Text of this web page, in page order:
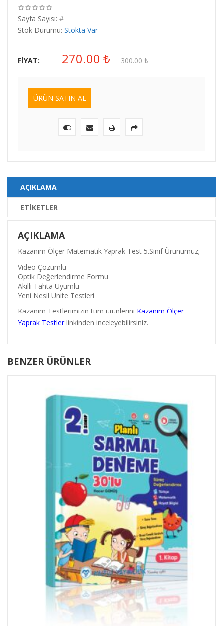
Sayfa Sayısı: #
Stok Durumu: Stokta Var
FIYAT: 270.00 ₺ 300.00₺
ÜRÜN SATIN AL
AÇIKLAMA
ETIKETLER
AÇIKLAMA
Kazanım Ölçer Matematik Yaprak Test 5.Sınıf Ürünümüz;
Video Çözümlü
Optik Değerlendirme Formu
Akıllı Tahta Uyumlu
Yeni Nesil Ünite Testleri
Kazanım Testlerimizin tüm ürünlerini Kazanım Ölçer
Yaprak Testlerlinkinden inceleyebilirsiniz.
BENZER ÜRÜNLER